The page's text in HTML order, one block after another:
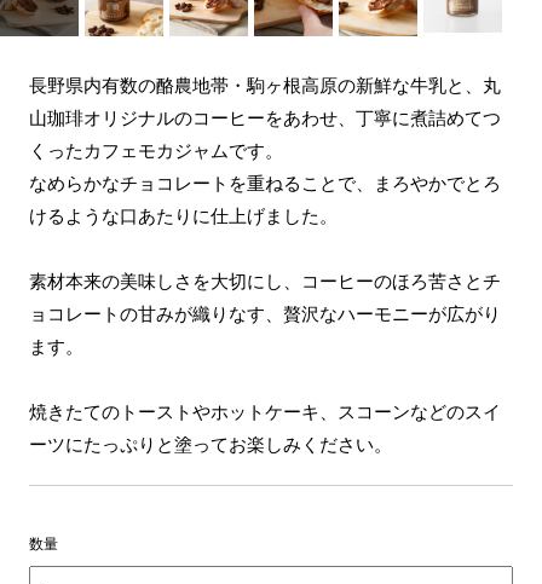
長野県内有数の酪農地帯・駒ヶ根高原の新鮮な牛乳と、丸
山珈琲オリジナルのコーヒーをあわせ、丁寧に煮詰めてつ
くったカフェモカジャムです。
なめらかなチョコレートを重ねることで、まろやかでとろ
けるような口あたりに仕上げました。
素材本来の美味しさを大切にし、コーヒーのほろ苦さとチ
ョコレートの甘みが織りなす、贅沢なハーモニーが広がり
ます。
焼きたてのトーストやホットケーキ、スコーンなどのスイ
ーツにたっぷりと塗ってお楽しみください。
数量